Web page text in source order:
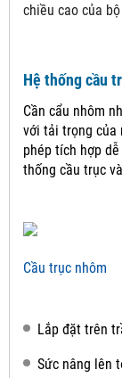
chiều cao của
Hệ thống cầu
Cần cẩu nhôm
với tải trọng của
phép tích hợp
thống cầu trục
Cầu trục nhôm
Lắp đặt trên
Sức nâng lên